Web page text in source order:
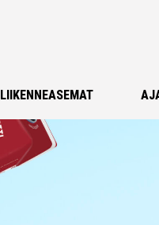
LIIKENNEASEMAT